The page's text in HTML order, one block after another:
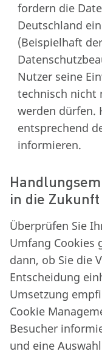
fordern die
Deutschland
(Beispielhaft
Nutzer seine
technisch nicht
werden dürfen.
entsprechend
informieren.
in die Zukunft
Überprüfen Sie
Umfang Cookies
dann, ob Sie die
Entscheidung
Umsetzung
Cookie
Besucher
und eine